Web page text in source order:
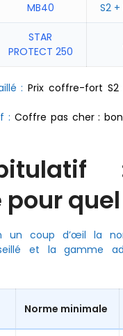
MB40 S2 +
STAR
PROTECT 250
:Prix coffre-fort
: Coffre pas cher :
un coup d’œil la
et la gamme
Norme minimale